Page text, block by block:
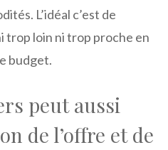
L’idéal c’est de
trop loin ni trop proche en
budget.
peut aussi
de l’offre et de